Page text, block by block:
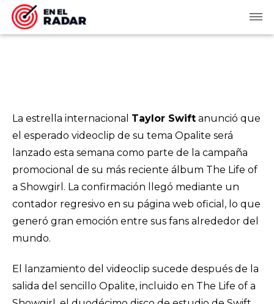
La estrella internacional Taylor Swift anunció que
el esperado videoclip de su tema Opalite será
lanzado esta semana como parte de la campaña
promocional de su más reciente álbum The Life of
a Showgirl . La confirmación llegó mediante un
contador regresivo en su página web oficial, lo que
generó gran emoción entre sus fans alrededor del
mundo.
El lanzamiento del videoclip sucede después de la
salida del sencillo Opalite, incluido en The Life of a